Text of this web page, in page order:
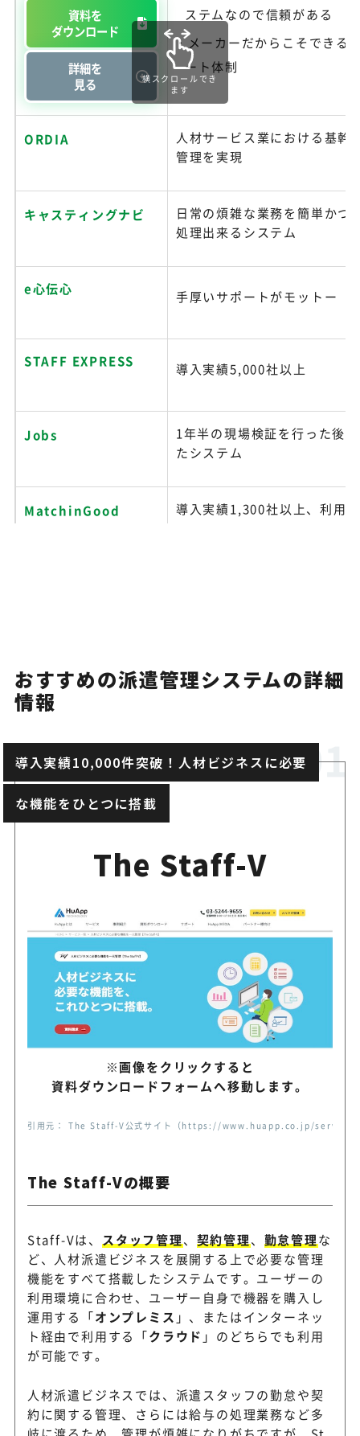
資料を
ダウンロード
詳細を
見る
ステムなので信頼がある
メーカーだからこそできる
ート体制
ORDIA
人材サービス業における基幹
管理を実現
キャスティングナビ
日常の煩雑な業務を簡単かつ
処理出来るシステム
e心伝心 手厚いサポートがモットー
STAFF EXPRESS 導入実績5,000社以上
Jobs
1年半の現場検証を行った後
たシステム
MatchinGood
導入実績1,300社以上、利用
ェース
e-staffing
横スクロールでき
ます
おすすめの派遣管理システムの詳細
情報
導入実績10,000件突破！人材ビジネスに必要
な機能をひとつに搭載
The Staff-V
※画像をクリックすると
資料ダウンロードフォームへ移動します。
引用元： The Staff-V公式サイト（https://www.huapp.co.jp/
The Staff-Vの概要
Staff-Vは、 スタッフ管理、 契約管理、 勤怠管理な
ど、人材派遣ビジネスを展開する上で必要な管理
機能をすべて搭載したシステムです。ユーザーの
利用環境に合わせ、ユーザー自身で機器を購入し
運用する「オンプレミス 」、またはインターネッ
ト経由で利用する「クラウド 」のどちらでも利用
が可能です。
人材派遣ビジネスでは、派遣スタッフの勤怠や契
約に関する管理、さらには給与の処理業務など多